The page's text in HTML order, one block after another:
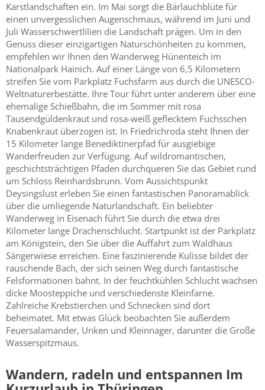
Karstlandschaften ein. Im Mai sorgt die Bärlauchblüte für
einen unvergesslichen Augenschmaus, während im Juni und
Juli Wasserschwertlilien die Landschaft prägen. Um in den
Genuss dieser einzigartigen Naturschönheiten zu kommen,
empfehlen wir Ihnen den Wanderweg Hünenteich im
Nationalpark Hainich. Auf einer Länge von 6,5 Kilometern
streifen Sie vom Parkplatz Fuchsfarm aus durch die UNESCO-
Weltnaturerbestätte. Ihre Tour führt unter anderem über eine
ehemalige Schießbahn, die im Sommer mit rosa
Tausendgüldenkraut und rosa-weiß geflecktem Fuchsschen
Knabenkraut überzogen ist. In Friedrichroda steht Ihnen der
15 Kilometer lange Benediktinerpfad für ausgiebige
Wanderfreuden zur Verfügung. Auf wildromantischen,
geschichtsträchtigen Pfaden durchqueren Sie das Gebiet rund
um Schloss Reinhardsbrunn. Vom Aussichtspunkt
Deysingslust erleben Sie einen fantastischen Panoramablick
über die umliegende Naturlandschaft. Ein beliebter
Wanderweg in Eisenach führt Sie durch die etwa drei
Kilometer lange Drachenschlucht. Startpunkt ist der Parkplatz
am Königstein, den Sie über die Auffahrt zum Waldhaus
Sängerwiese erreichen. Eine faszinierende Kulisse bildet der
rauschende Bach, der sich seinen Weg durch fantastische
Felsformationen bahnt. In der feuchtkühlen Schlucht wachsen
dicke Moosteppiche und verschiedenste Kleinfarne.
Zahlreiche Krebstierchen und Schnecken sind dort
beheimatet. Mit etwas Glück beobachten Sie außerdem
Feuersalamander, Unken und Kleinnager, darunter die Große
Wasserspitzmaus.
Wandern, radeln und entspannen Im